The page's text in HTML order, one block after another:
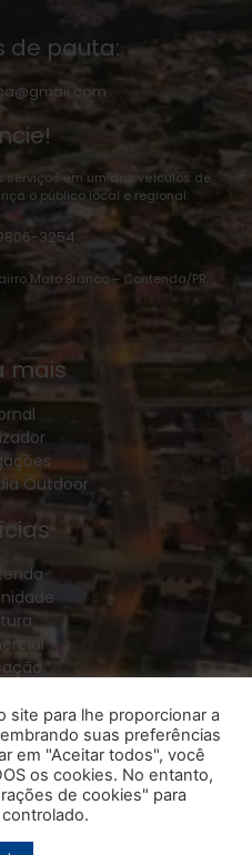
de pauta:
serviços em um dos veículos de
o público local e regional:
3254
Mato Branco – Contenda/PR.
mais
Outdoor
site para lhe proporcionar a
suas preferências
em "Aceitar todos", você
os cookies. No entanto,
de cookies" para